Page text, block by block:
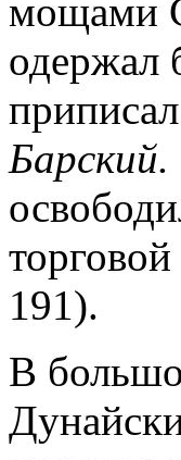
мощами
одержал
Барский.
191).
В